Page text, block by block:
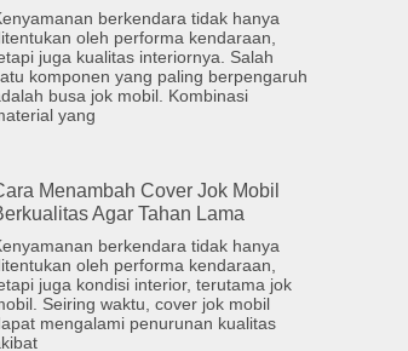
berkendara tidak hanya
oleh performa kendaraan,
juga kualitas interiornya. Salah
komponen yang paling berpengaruh
busa jok mobil. Kombinasi
yang
Menambah Cover Jok Mobil
Agar Tahan Lama
berkendara tidak hanya
oleh performa kendaraan,
juga kondisi interior, terutama jok
Seiring waktu, cover jok mobil
mengalami penurunan kualitas